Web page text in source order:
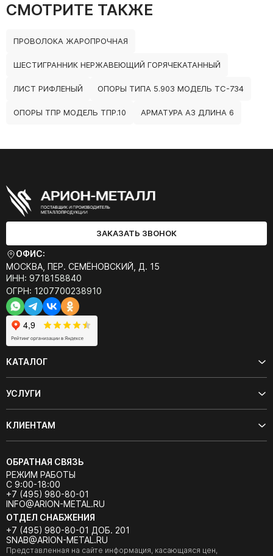
СМОТРИТЕ ТАКЖЕ
ПРОВОЛОКА ЖАРОПРОЧНАЯ
ШЕСТИГРАННИК НЕРЖАВЕЮЩИЙ ГОРЯЧЕКАТАННЫЙ
ЛИСТ РИФЛЕНЫЙ ОПОРЫ ТИПА 5.903 МОДЕЛЬ ТС-734
ОПОРЫ ТПР МОДЕЛЬ ТПР.10 АРМАТУРА А3 ДЛИНА 6
ЗАКАЗАТЬ ЗВОНОК
ОФИС:
МОСКВА, ПЕР. СЕМЁНОВСКИЙ, Д. 15
ИНН: 9718158840
ОГРН: 1207700238910
КАТАЛОГ
УСЛУГИ
КЛИЕНТАМ
ОБРАТНАЯ СВЯЗЬ
РЕЖИМ РАБОТЫ
С 9:00-18:00
+7 (495) 980-80-01
INFO@ARION-METAL.RU
ОТДЕЛ СНАБЖЕНИЯ
+7 (495) 980-80-01 ДОБ. 201
SNAB@ARION-METAL.RU
Представленная на сайте информация, касающаяся цен,